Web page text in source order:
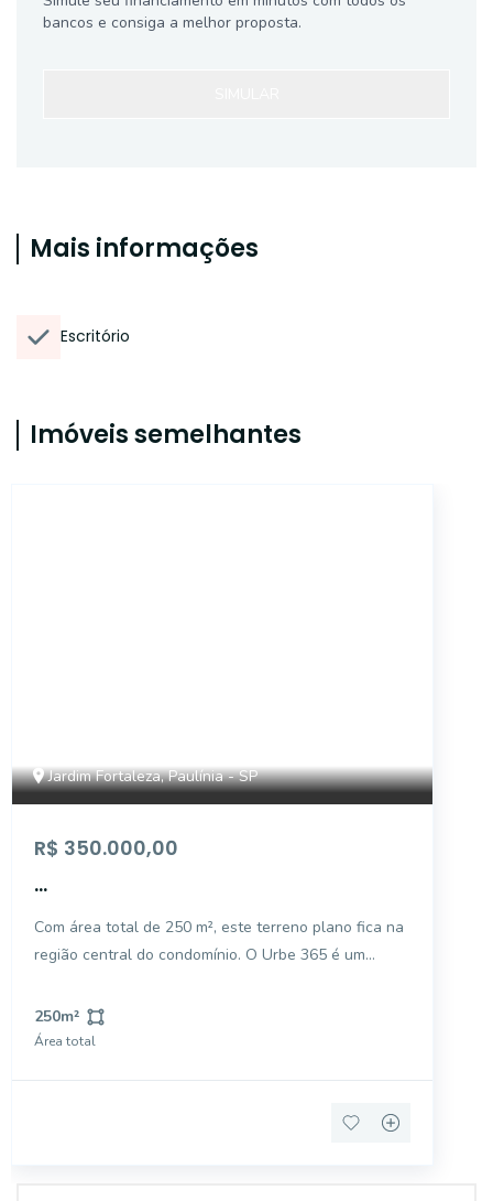
bancos e consiga a melhor proposta.
Mais informações
Escritório
Imóveis semelhantes
Jardim Fortaleza, Paulínia - SP
R$ 350.000,00
...
Com área total de 250 m², este terreno plano fica na
região central do condomínio. O Urbe 365 é um
Paulínia. Infra estrutura de alto padrão, com um
clube completo, numa cidade com muita qualidade
250m²
Área total